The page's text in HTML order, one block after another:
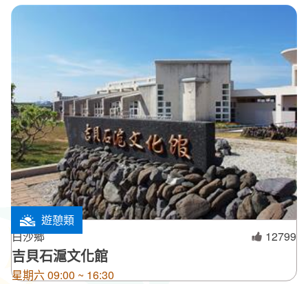
遊憩類
白沙鄉
12799
吉貝石滬文化館
星期六 09:00 ~ 16:30